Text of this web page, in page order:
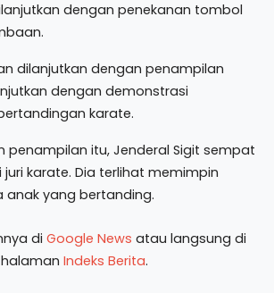
dengan penekanan tombol
dilanjutkan dengan penampilan
dengan demonstrasi
karate.
penampilan itu, Jenderal Sigit sempat
karate. Dia terlihat memimpin
yang bertanding.
di Google News atau langsung di
halaman Indeks Berita.